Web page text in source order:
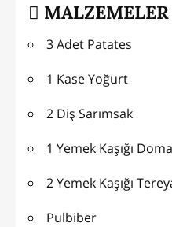
MALZEMELER
3 Adet Patates
1 Kase Yoğurt
2 Diş Sarımsak
1 Yemek Kaşığı
2 Yemek Kaşığı
Pulbiber